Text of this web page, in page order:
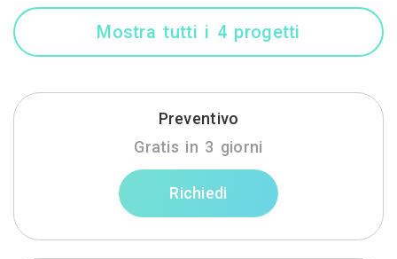
Mostra tutti i 4 progetti
Preventivo
Gratis in 3 giorni
Richiedi